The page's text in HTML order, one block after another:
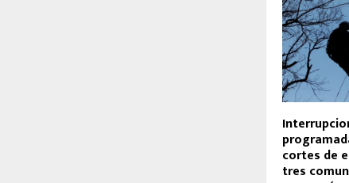
cortes de
tres